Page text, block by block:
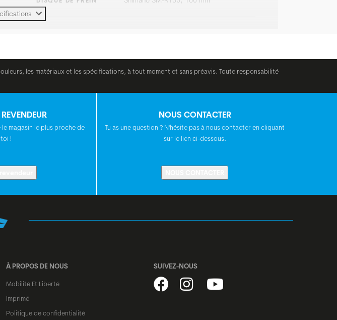
TIGE DE SELLE Syncros
SELLE Syncros Tofino 2.5
JEU DE
Acros ZS56, A-Headset, semi-intégré,
MOYEAU ARRIÈRE
BGM Pro, centerlock, disques, blocage
les matériaux et les spécifications, à tout moment et sans préavis. Toute responsabilité
le magasin le plus proche de
!
NOUS CONTACTER
Tu as une question ? N'hésite pas à nous contacter en cliquant
sur le lien ci-dessous.
À PROPOS DE NOUS
Mobilité Et Liberté
Imprimé
Politique de confidentialité
SUIVEZ-NOUS